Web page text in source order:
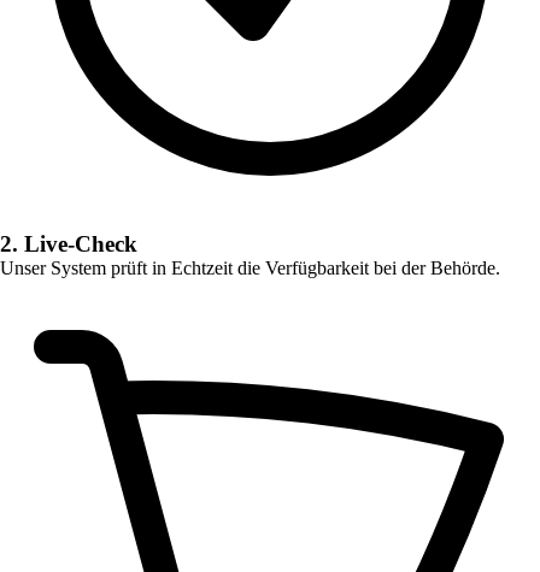
2. Live-Check
Unser System prüft in Echtzeit die Verfügbarkeit bei der Behörde.